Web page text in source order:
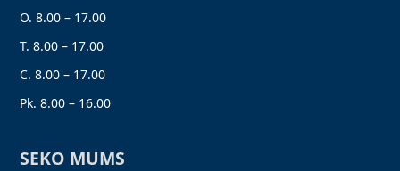
O. 8.00 – 17.00
T. 8.00 – 17.00
C. 8.00 – 17.00
Pk. 8.00 – 16.00
SEKO MUMS